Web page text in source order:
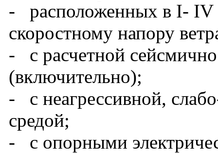
- расположенных в I- IV
скоростному напору
- с расчетной
(включительно);
- с неагрессивной,
средой;
- с опорными